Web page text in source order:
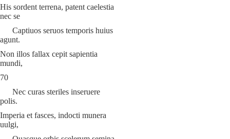
His sordent terrena, patent caelestia
nec se
Captiuos seruos temporis huius
agunt.
Non illos fallax cepit sapientia
mundi,
70
Nec curas steriles inseruere
polis.
Imperia et fasces, indocti munera
uulgi,